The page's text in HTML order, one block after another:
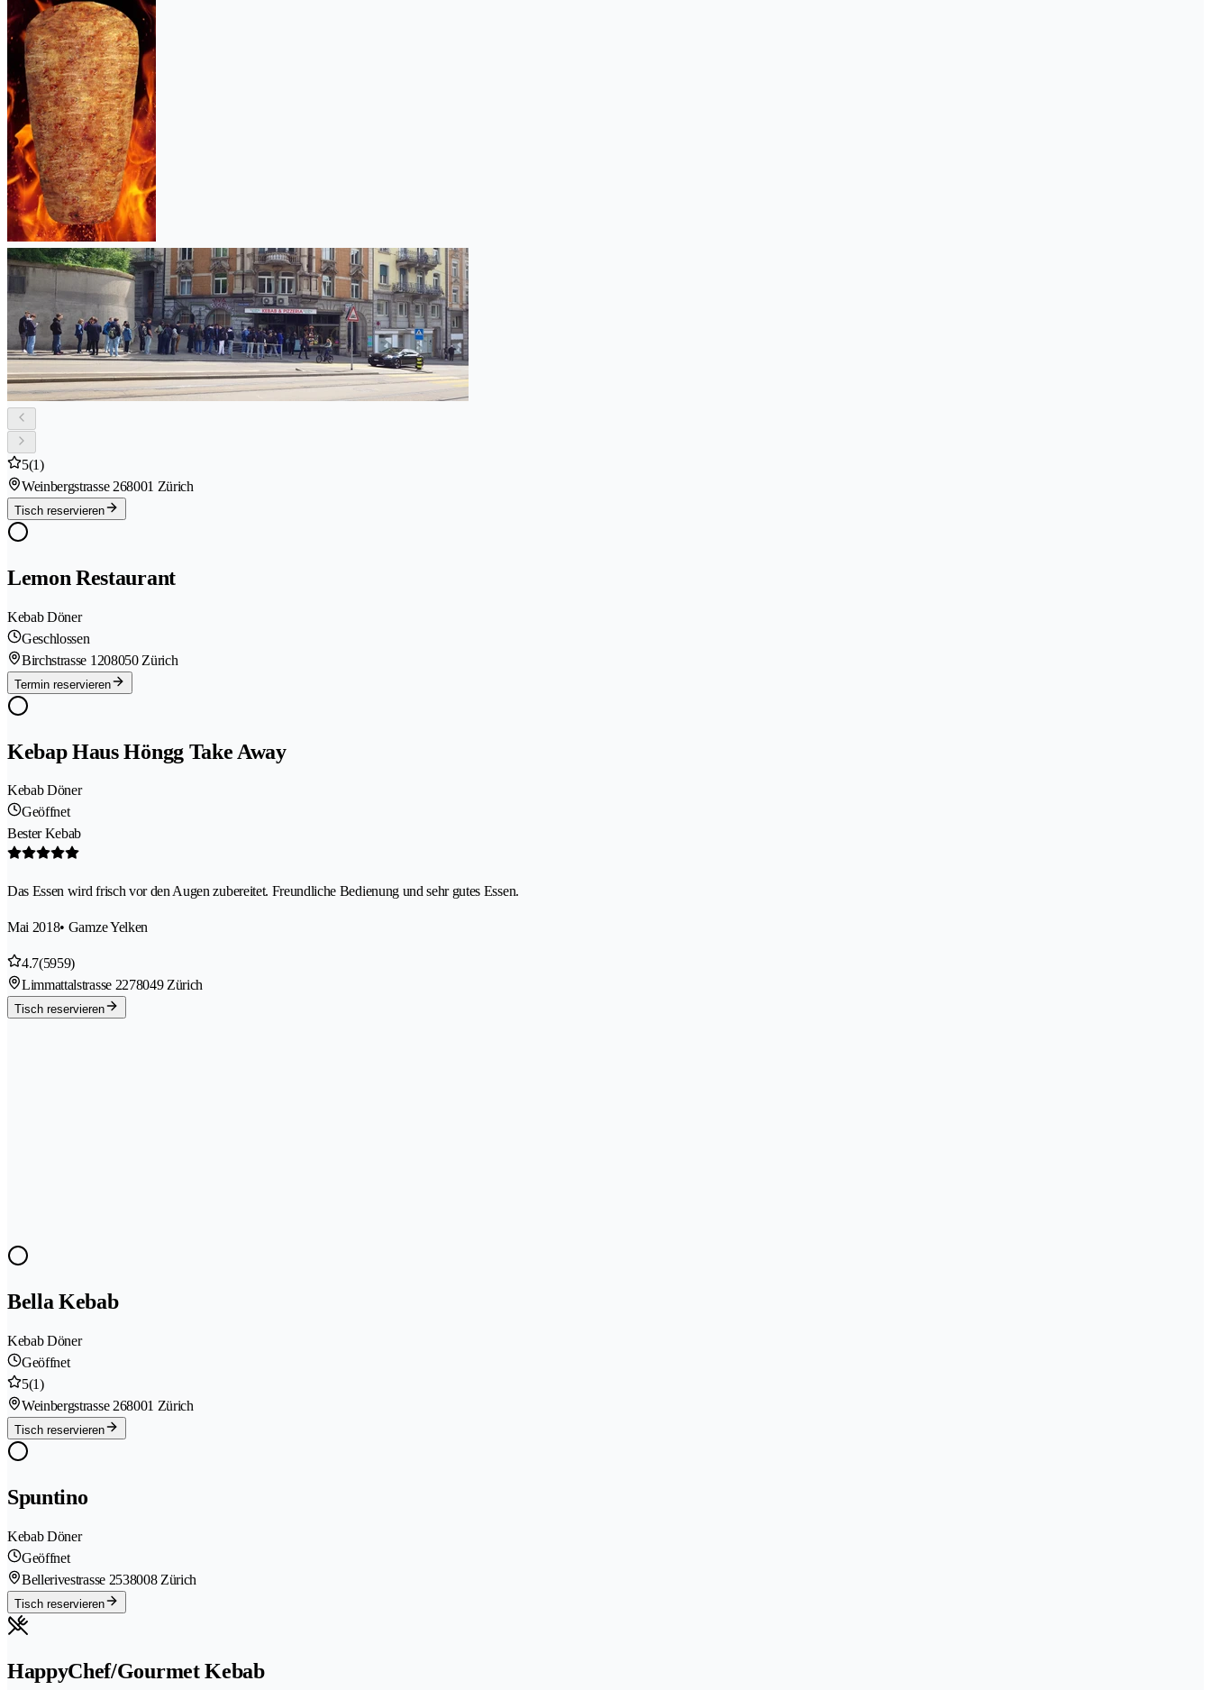
5(1)
Weinbergstrasse 268001 Zürich
Tisch reservieren
Lemon Restaurant
Kebab Döner
Geschlossen
Birchstrasse 1208050 Zürich
Termin reservieren
Kebap Haus Höngg Take Away
Kebab Döner
Geöffnet
Bester Kebab
Das Essen wird frisch vor den Augen zubereitet. Freundliche Bedienung und sehr gutes Essen.
Mai 2018• Gamze Yelken
4.7(5959)
Limmattalstrasse 2278049 Zürich
Tisch reservieren
Bella Kebab
Kebab Döner
Geöffnet
5(1)
Weinbergstrasse 268001 Zürich
Tisch reservieren
Spuntino
Kebab Döner
Geöffnet
Bellerivestrasse 2538008 Zürich
Tisch reservieren
HappyChef/Gourmet Kebab